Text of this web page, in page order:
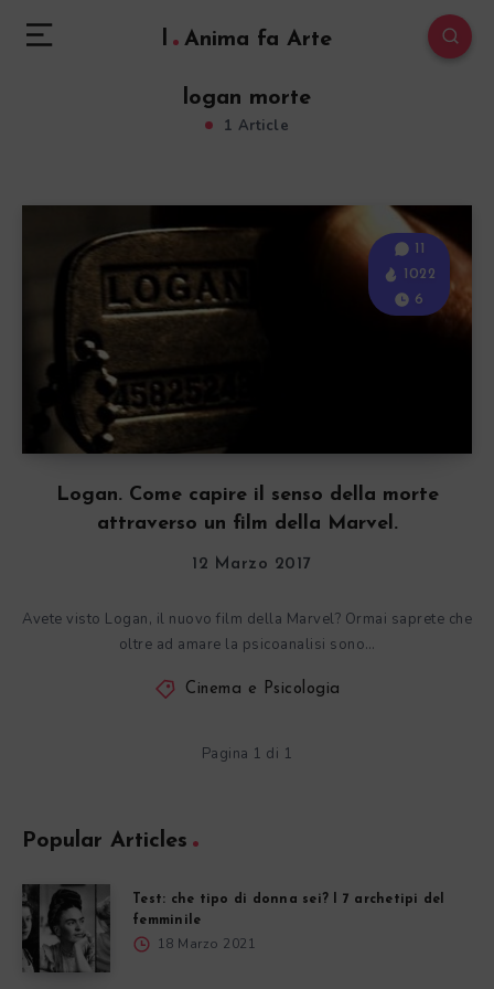
l Anima fa Arte
logan morte
1 Article
Logan. Come capire il senso della morte
attraverso un film della Marvel.
11
1022
6
12 Marzo 2017
Avete visto Logan, il nuovo film della Marvel? Ormai saprete che
oltre ad amare la psicoanalisi sono…
Cinema e Psicologia
Pagina 1 di 1
Popular Articles
Test: che tipo di donna sei? I 7 archetipi del
femminile
18 Marzo 2021